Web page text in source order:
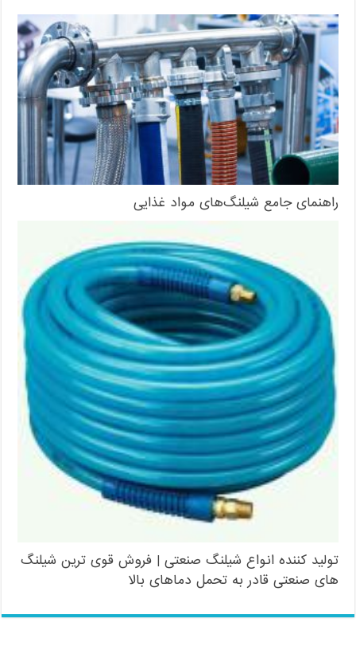
راهنمای جامع شیلنگ‌های مواد غذایی
تولید کننده انواع شیلنگ صنعتی | فروش قوی ترین شیلنگ
های صنعتی قادر به تحمل دماهای بالا